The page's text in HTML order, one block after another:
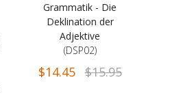
Grammatik - Die
Deklination der
Adjektive
(DSP02)
$14.45 $15.95